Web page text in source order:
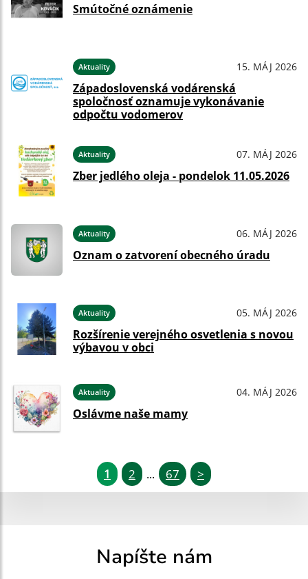
Smútočné oznámenie
Aktuality 15. MÁJ 2026
Západoslovenská vodárenská
spoločnosť oznamuje vykonávanie
odpočtu vodomerov
Aktuality 07. MÁJ 2026
Zber jedlého oleja - pondelok 11.05.2026
Aktuality 06. MÁJ 2026
Oznam o zatvorení obecného úradu
Aktuality 05. MÁJ 2026
Rozšírenie verejného osvetlenia s novou
výbavou v obci
Aktuality 04. MÁJ 2026
Oslávme naše mamy
1 2 ... 67 >
Napíšte nám